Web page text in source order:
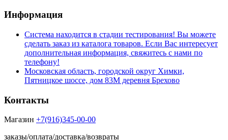
Информация
Система находится в стадии тестирования! Вы можете
сделать заказ из каталога товаров. Если Вас интересует
дополнительная информация, свяжитесь с нами по
телефону!
Московская область, городской округ Химки,
Пятницкое шоссе, дом 83М деревня Брехово
Контакты
Магазин +7(916)345-00-00
заказы/оплата/доставка/возвраты